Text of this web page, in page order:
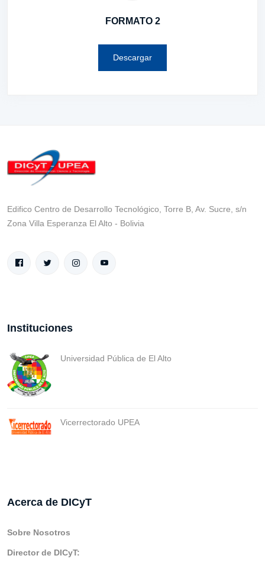
FORMATO 2
Descargar
Edifico Centro de Desarrollo Tecnológico, Torre B, Av. Sucre, s/n
Zona Villa Esperanza El Alto - Bolivia
Instituciones
Universidad Pública de El Alto
Vicerrectorado UPEA
Acerca de DICyT
Sobre Nosotros
Director de DICyT: